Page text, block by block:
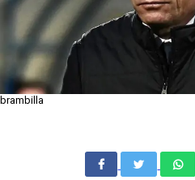
brambilla